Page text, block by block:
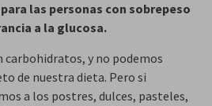
las personas con sobrepeso
a la glucosa.
carbohidratos, y no podemos
de nuestra dieta. Pero si
a los postres, dulces, pasteles,